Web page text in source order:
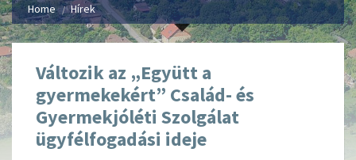
Home Hírek
Változik az „Együtt a
gyermekekért” Család- és
Gyermekjóléti Szolgálat
ügyfélfogadási ideje